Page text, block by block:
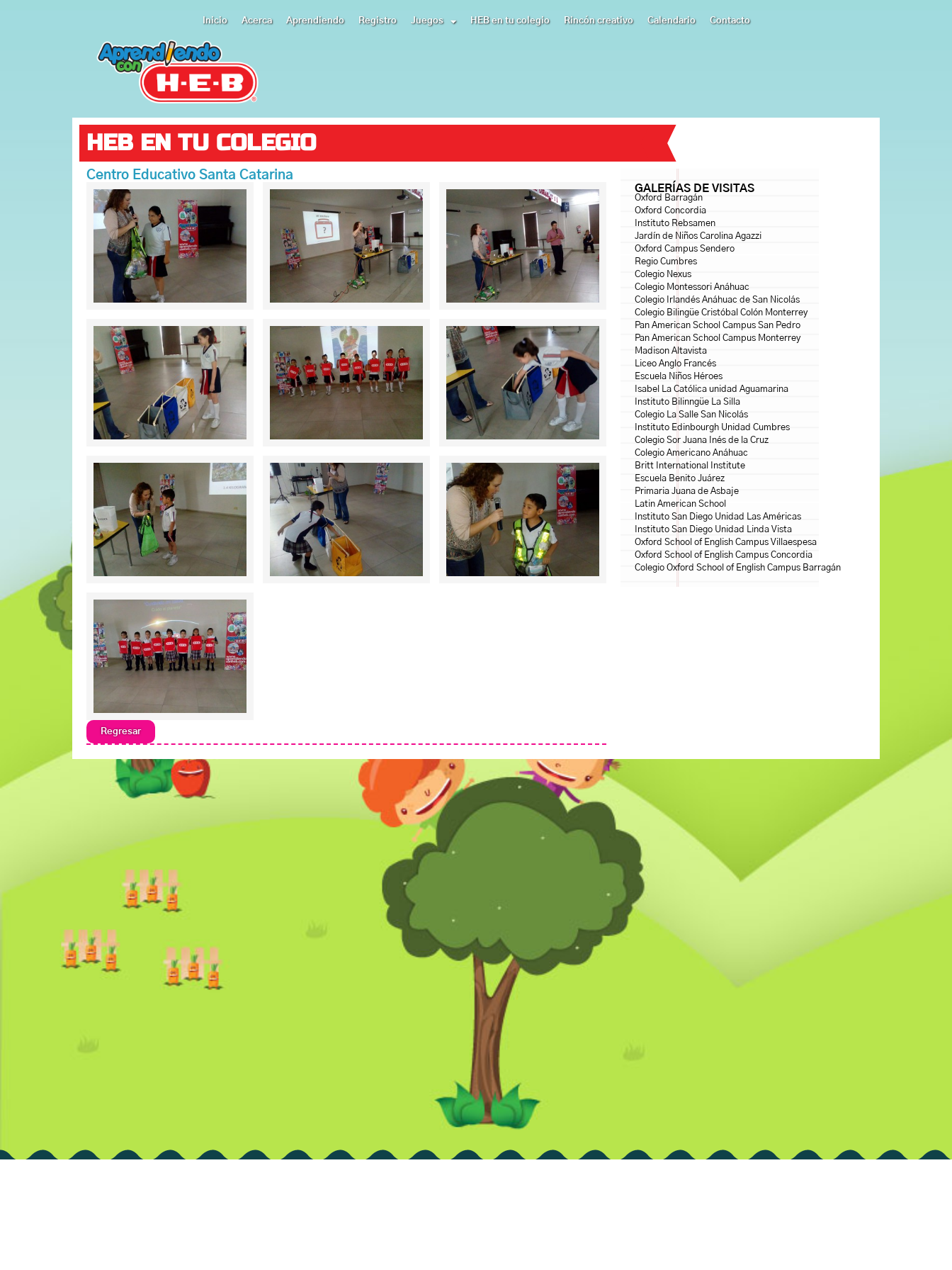
Inicio Acerca Aprendiendo Registro Juegos HEB en tu colegio Rincón creativo Calendario Contacto
HEB EN TU COLEGIO
Centro Educativo Santa Catarina
Regresar
GALERÍAS DE VISITAS
Oxford Barragán
Oxford Concordia
Instituto Rebsamen
Jardín de Niños Carolina Agazzi
Oxford Campus Sendero
Regio Cumbres
Colegio Nexus
Colegio Montessori Anáhuac
Colegio Irlandés Anáhuac de San Nicolás
Colegio Bilingüe Cristóbal Colón Monterrey
Pan American School Campus San Pedro
Pan American School Campus Monterrey
Madison Altavista
Liceo Anglo Francés
Escuela Niños Héroes
Isabel La Católica unidad Aguamarina
Instituto Bilinngüe La Silla
Colegio La Salle San Nicolás
Instituto Edinbourgh Unidad Cumbres
Colegio Sor Juana Inés de la Cruz
Colegio Americano Anáhuac
Britt International Institute
Escuela Benito Juárez
Primaria Juana de Asbaje
Latin American School
Instituto San Diego Unidad Las Américas
Instituto San Diego Unidad Linda Vista
Oxford School of English Campus Villaespesa
Oxford School of English Campus Concordia
Colegio Oxford School of English Campus Barragán